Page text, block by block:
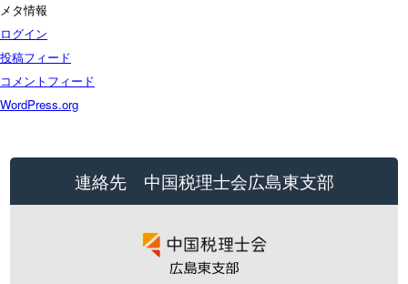
メタ情報
ログイン
投稿フィード
コメントフィード
WordPress.org
連絡先 中国税理士会広島東支部